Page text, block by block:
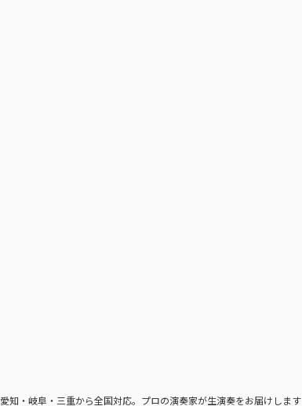
愛知・岐阜・三重から全国対応。プロの演奏家が生演奏をお届けします